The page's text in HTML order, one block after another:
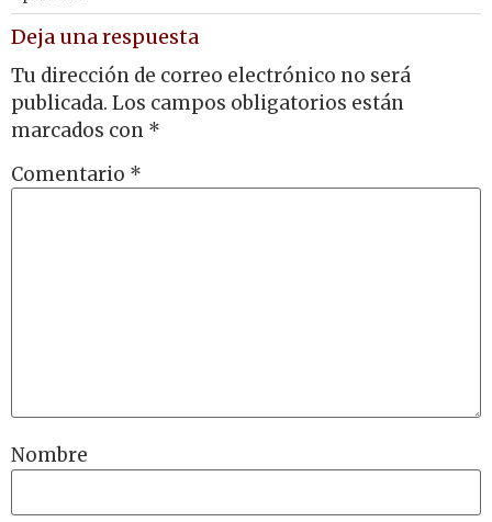
Deja una respuesta
Tu dirección de correo electrónico no será
publicada. Los campos obligatorios están
marcados con *
Comentario *
Nombre